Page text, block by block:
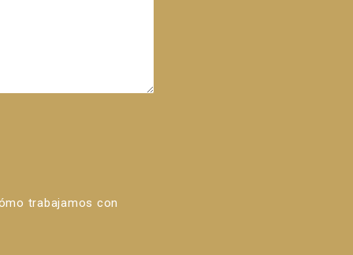
trabajamos con